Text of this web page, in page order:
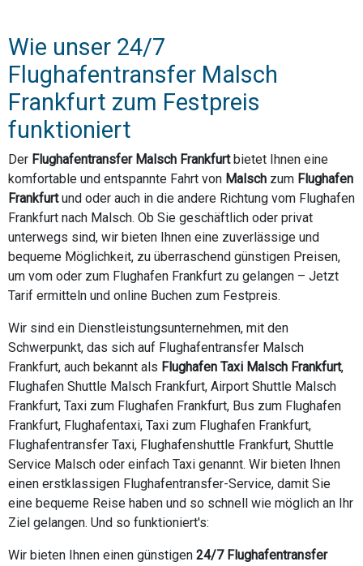
Wie unser 24/7
Flughafentransfer Malsch
Frankfurt zum Festpreis
funktioniert
Der Flughafentransfer Malsch Frankfurtbietet Ihnen eine
komfortable und entspannte Fahrt von Malsch zum Flughafen
Frankfurtund oder auch in die andere Richtung vom Flughafen
Frankfurt nach Malsch. Ob Sie geschäftlich oder privat
unterwegs sind, wir bieten Ihnen eine zuverlässige und
bequeme Möglichkeit, zu überraschend günstigen Preisen,
um vom oder zum Flughafen Frankfurt zu gelangen – Jetzt
Tarif ermitteln und online Buchen zum Festpreis.
Wir sind ein Dienstleistungsunternehmen, mit den
Schwerpunkt, das sich auf Flughafentransfer Malsch
Frankfurt, auch bekannt als Flughafen Taxi Malsch Frankfurt,
Flughafen Shuttle Malsch Frankfurt, Airport Shuttle Malsch
Frankfurt, Taxi zum Flughafen Frankfurt, Bus zum Flughafen
Frankfurt, Flughafentaxi, Taxi zum Flughafen Frankfurt,
Flughafentransfer Taxi, Flughafenshuttle Frankfurt, Shuttle
Service Malsch oder einfach Taxi genannt. Wir bieten Ihnen
einen erstklassigen Flughafentransfer-Service, damit Sie
eine bequeme Reise haben und so schnell wie möglich an Ihr
Ziel gelangen. Und so funktioniert's:
Wir bieten Ihnen einen günstigen 24/7 Flughafentransfer